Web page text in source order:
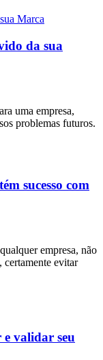
da sua
uma empresa,
problemas futuros.
sucesso com
empresa, não
certamente evitar
validar seu